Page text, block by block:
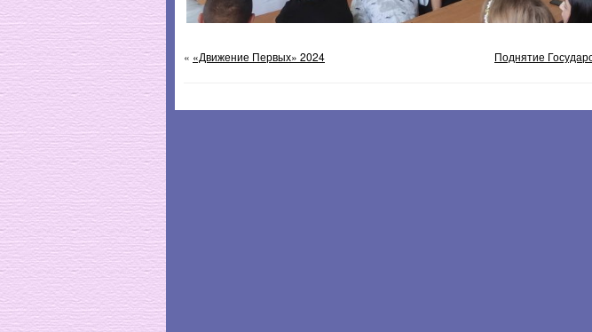
« «Движение Первых» 2024 Поднятие